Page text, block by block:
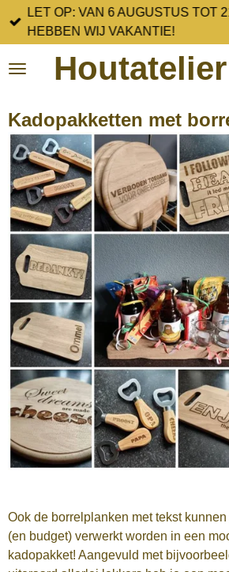
Ga
direct
de
Houtatelier
LET OP: VAN 6 AUGUSTUS TOT
HEBBEN WIJ VAKANTIE!
Kadopakketten met
Ook de borrelplanken met tekst
(en budget) verwerkt worden in een
kadopakket! Aangevuld met